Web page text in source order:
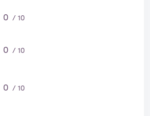
0 / 10
0 / 10
0 / 10